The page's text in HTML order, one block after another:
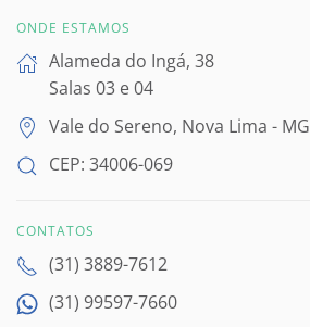
ONDE ESTAMOS
Alameda do Ingá, 38
Salas 03 e 04
Vale do Sereno, Nova Lima - MG
CEP: 34006-069
CONTATOS
(31) 3889-7612
(31) 99597-7660